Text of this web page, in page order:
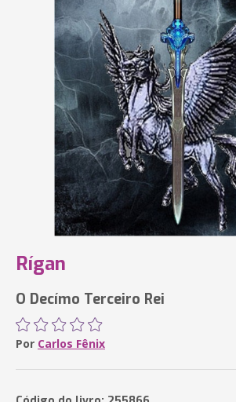
Rígan
O Decímo Terceiro Rei
Por Carlos Fênix